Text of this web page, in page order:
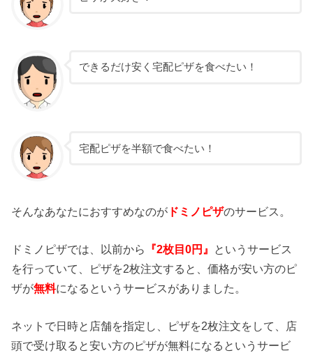
できるだけ安く宅配ピザを食べたい！
宅配ピザを半額で食べたい！
そんなあなたにおすすめなのが ドミノピザのサービス。
ドミノピザでは、以前から 『2枚目0円』 というサービス
を行っていて、ピザを2枚注文すると、価格が安い方のピ
ザが無料になるというサービスがありました。
ネットで日時と店舗を指定し、ピザを2枚注文をして、店
頭で受け取ると安い方のピザが無料になるというサービ